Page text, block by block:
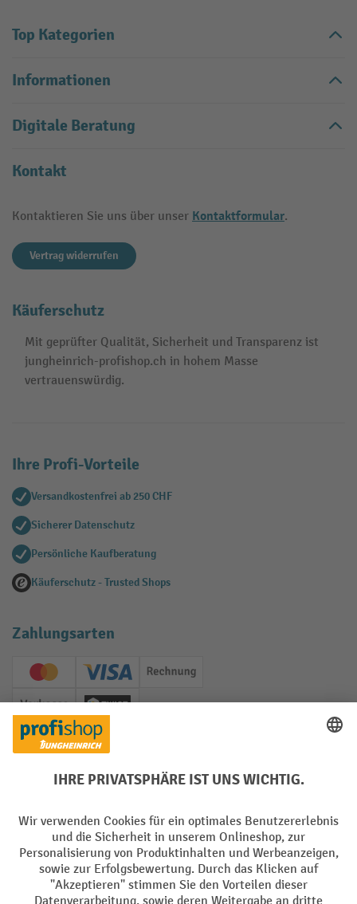
Top Kategorien
Informationen
Digitale Beratung
Kontakt
Kontaktieren Sie uns über unser Kontaktformular.
Vertrag widerrufen
Käuferschutz
Mit geprüfter Qualität, Sicherheit und Transparenz ist
jungheinrich-profishop.ch in hohem Masse
vertrauenswürdig.
Ihre Profi-Vorteile
Versandkostenfrei ab 250 CHF
Sicherer Datenschutz
Persönliche Kaufberatung
Käuferschutz - Trusted Shops
Zahlungsarten
Creditcard (Master)Creditcard (Visa)
Rechnung
Vorkasse Twint
Sprachen
DE FR